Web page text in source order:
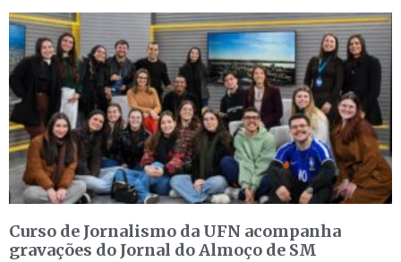
Curso de Jornalismo da UFN acompanha
gravações do Jornal do Almoço de SM